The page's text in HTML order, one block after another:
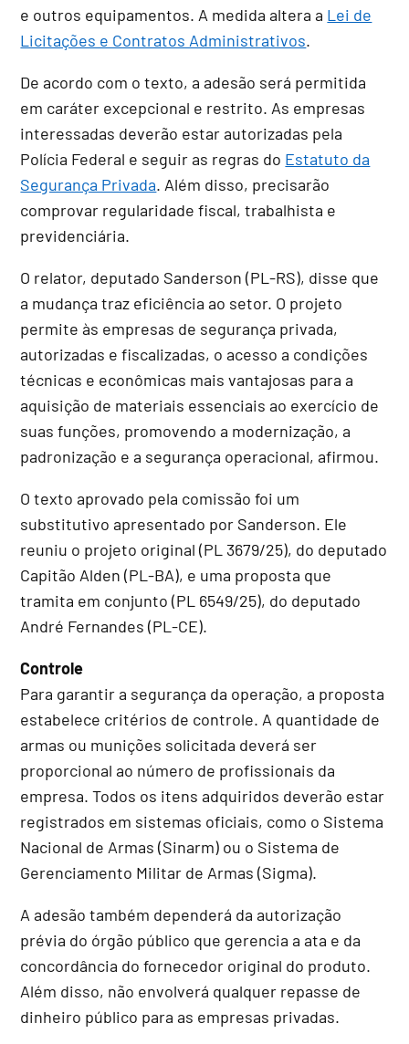
e outros equipamentos. A medida altera a Lei de
Licitações e Contratos Administrativos.
De acordo com o texto, a adesão será permitida
em caráter excepcional e restrito. As empresas
interessadas deverão estar autorizadas pela
Polícia Federal e seguir as regras do Estatuto da
Segurança Privada. Além disso, precisarão
comprovar regularidade fiscal, trabalhista e
previdenciária.
O relator, deputado Sanderson (PL-RS), disse que
a mudança traz eficiência ao setor. O projeto
permite às empresas de segurança privada,
autorizadas e fiscalizadas, o acesso a condições
técnicas e econômicas mais vantajosas para a
aquisição de materiais essenciais ao exercício de
suas funções, promovendo a modernização, a
padronização e a segurança operacional, afirmou.
O texto aprovado pela comissão foi um
substitutivo apresentado por Sanderson. Ele
reuniu o projeto original (PL 3679/25), do deputado
Capitão Alden (PL-BA), e uma proposta que
tramita em conjunto (PL 6549/25), do deputado
André Fernandes (PL-CE).
Controle
Para garantir a segurança da operação, a proposta
estabelece critérios de controle. A quantidade de
armas ou munições solicitada deverá ser
proporcional ao número de profissionais da
empresa. Todos os itens adquiridos deverão estar
registrados em sistemas oficiais, como o Sistema
Nacional de Armas (Sinarm) ou o Sistema de
Gerenciamento Militar de Armas (Sigma).
A adesão também dependerá da autorização
prévia do órgão público que gerencia a ata e da
concordância do fornecedor original do produto.
Além disso, não envolverá qualquer repasse de
dinheiro público para as empresas privadas.